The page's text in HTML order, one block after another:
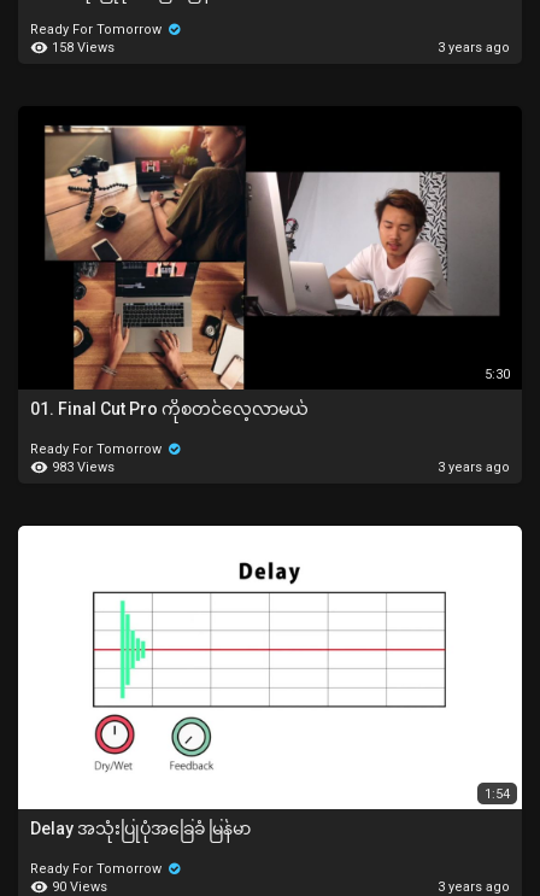
Ready For Tomorrow
158 Views
3 years ago
5:30
01. Final Cut Pro ကိုစတင်လေ့လာမယ်
Ready For Tomorrow
983 Views
3 years ago
1:54
Delay အသုံးပြုပုံအခြေခံ မြန်မာ
Ready For Tomorrow
90 Views
3 years ago